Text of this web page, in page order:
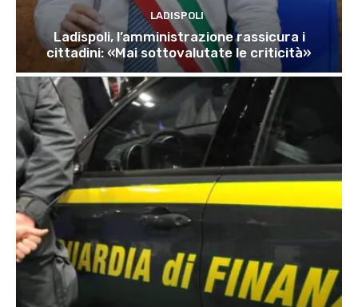
LADISPOLI
Ladispoli, l’amministrazione rassicura i
cittadini: «Mai sottovalutate le criticità»